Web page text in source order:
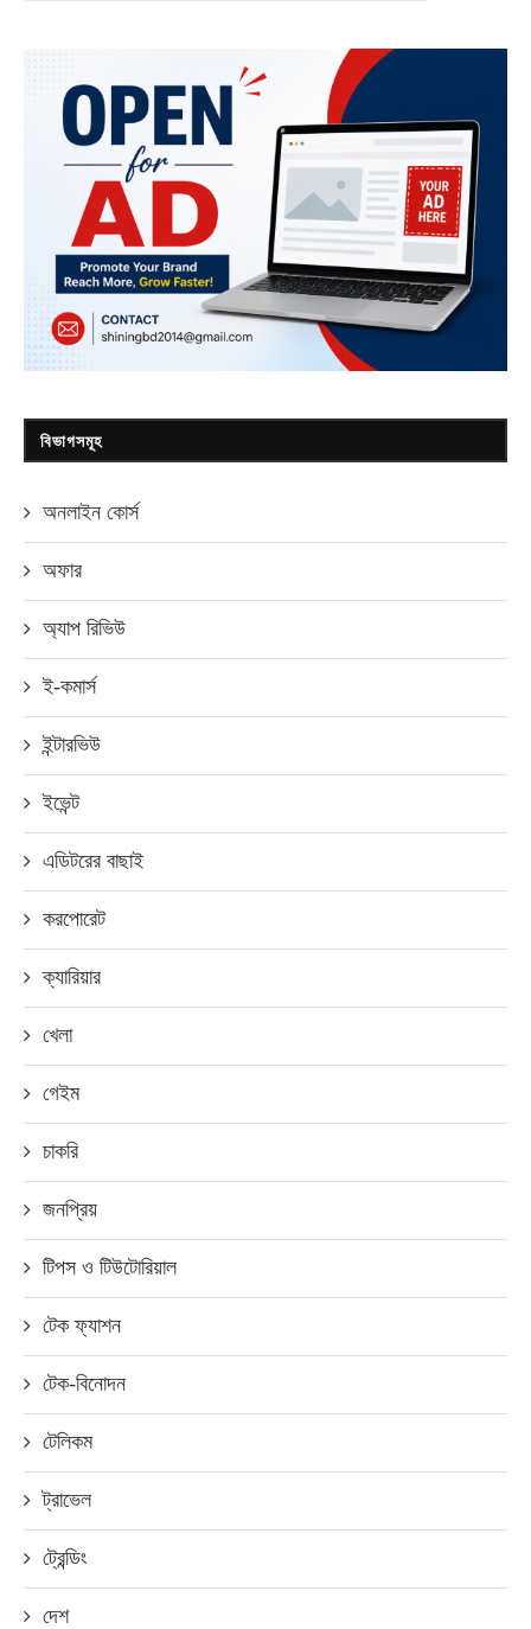
বিভাগসমূহ
অনলাইন কোর্স
অফার
অ্যাপ রিভিউ
ই-কমার্স
ইন্টারভিউ
ইভেন্ট
এডিটরের বাছাই
করপোরেট
ক্যারিয়ার
খেলা
গেইম
চাকরি
জনপ্রিয়
টিপস ও টিউটোরিয়াল
টেক ফ্যাশন
টেক-বিনোদন
টেলিকম
ট্রাভেল
ট্রেন্ডিং
দেশ